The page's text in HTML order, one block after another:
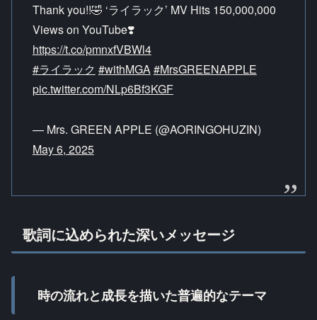
Thank you!!🤣 ‘ライラック’ MV Hits 150,000,000
Views on YouTube❣️
https://t.co/pmnxfVBWl4
#ライラック #withMGA#MrsGREENAPPLE
pic.twitter.com/NLp6Bf3KGF
— Mrs. GREEN APPLE (@AORINGOHUZIN)
May 6, 2025
歌詞に込められた深いメッセージ
時の流れと成長を描いた普遍的なテーマ